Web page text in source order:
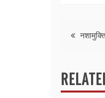
b
o
k
Post